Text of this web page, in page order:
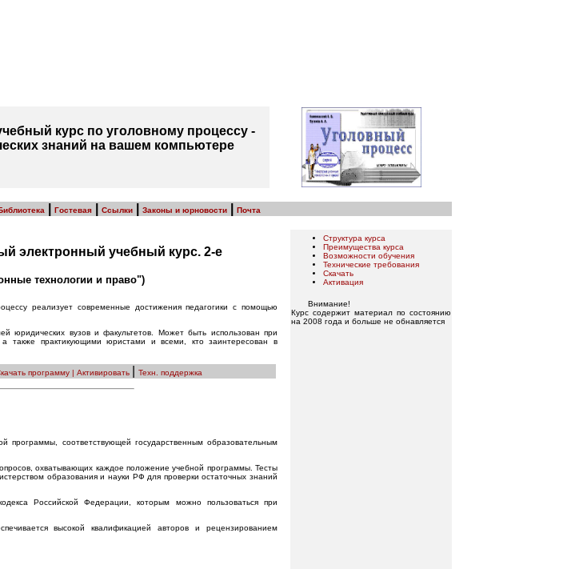
курс по уголовному процессу -
знаний на вашем компьютере
Гостевая Ссылки Законы и юрновости Почта
электронный учебный курс. 2-е
технологии и право")
реализует современные достижения педагогики с помощью
юридических вузов и факультетов. Может быть использован при
а также практикующими юристами и всеми, кто заинтересован в
программу | Активировать Техн. поддержка
программы, соответствующей государственным образовательным
охватывающих каждое положение учебной программы. Тесты
образования и науки РФ для проверки остаточных знаний
Российской Федерации, которым можно пользоваться при
высокой квалификацией авторов и рецензированием
Структура курса
Преимущества курса
Возможности обучения
Технические требования
Скачать
Активация
Внимание!
Курс содержит материал по состоянию
на 2008 года и больше не обнавляется